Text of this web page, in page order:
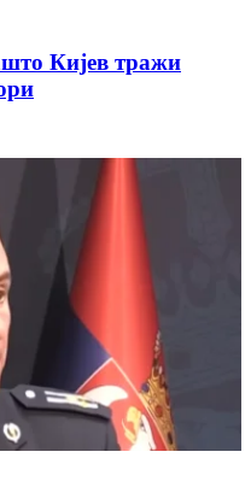
Кијев тражи